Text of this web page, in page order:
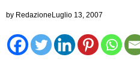
by Redazione Luglio 13, 2007